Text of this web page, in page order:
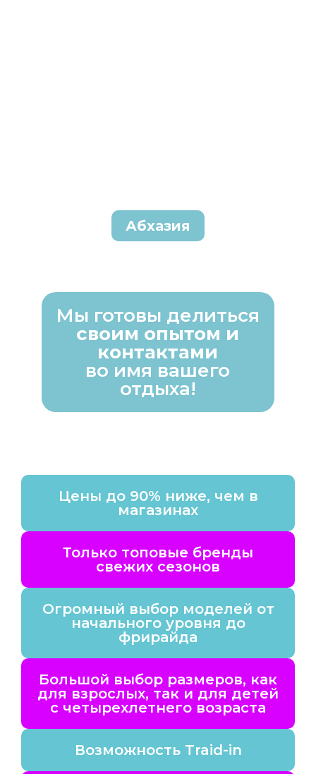
Абхазия
Мы готовы делиться
своим опытом и
контактами
во имя вашего
отдыха!
Цены до 90% ниже, чем в
магазинах
Только топовые бренды
свежих сезонов
Большой выбор размеров, как
для взрослых, так и для детей
с четырехлетнего возраста
Огромный выбор моделей от
начального уровня до
фрирайда
Возможность Traid-in